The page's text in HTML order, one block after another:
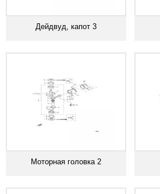
Дейдвуд, капот 3
Моторная головка 2